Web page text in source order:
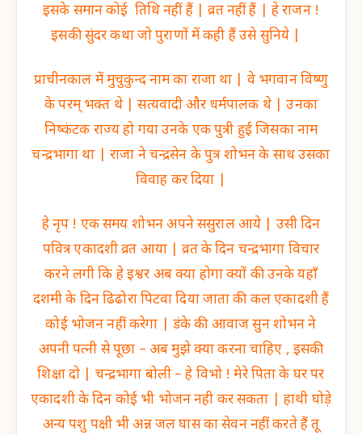
इसके समान कोई तिथि नहीं हैं | व्रत नहीं हैं | हे राजन !
इसकी सुंदर कथा जो पुराणों में कही हैं उसे सुनिये |
प्राचीनकाल में मुचुकुन्द नाम का राजा था | वे भगवान विष्णु
के परम् भक्त थे | सत्यवादी और धर्मपालक थे | उनका
निष्कंटक राज्य हो गया उनके एक पुत्री हुई जिसका नाम
चन्द्रभागा था | राजा ने चन्द्रसेन के पुत्र शोभन के साथ उसका
विवाह कर दिया |
हे नृप ! एक समय शोभन अपने ससुराल आये | उसी दिन
पवित्र एकादशी व्रत आया | व्रत के दिन चन्द्रभागा विचार
करने लगी कि हे इश्वर अब क्या होगा क्यों की उनके यहाँ
दशमी के दिन ढिढोरा पिटवा दिया जाता की कल एकादशी हैं
कोई भोजन नहीं करेगा | डंके की आवाज सुन शोभन ने
अपनी पत्नी से पूछा – अब मुझे क्या करना चाहिए , इसकी
शिक्षा दो | चन्द्रभागा बोली – हे विभो ! मेरे पिता के घर पर
एकादशी के दिन कोई भी भोजन नही कर सकता | हाथी घोड़े
अन्य पशु पक्षी भी अन्न जल घास का सेवन नहीं करते हैं तू